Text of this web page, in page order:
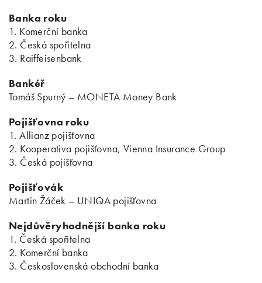
Banka roku
1. Komerční banka
2. Česká spořitelna
3. Raiffeisenbank
Bankéř
Tomáš Spurný – MONETA Money Bank
Pojišťovna roku
1. Allianz pojišťovna
2. Kooperativa pojišťovna, Vienna Insurance Group
3. Česká pojišťovna
Pojišťovák
Martin Žáček – UNIQA pojišťovna
Nejdůvěryhodnější banka roku
1. Česká spořitelna
2. Komerční banka
3. Československá obchodní banka